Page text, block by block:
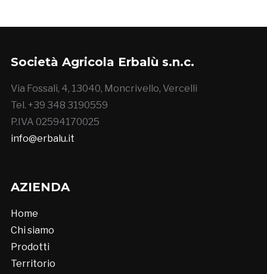
Società Agricola Erbalù s.n.c.
Via Fossali, 4, 13040, Moncrivello, Vercelli
Tel. +39 348 3190559
P.IVA 02594170025
info@erbalu.it
AZIENDA
Home
Chi siamo
Prodotti
Territorio